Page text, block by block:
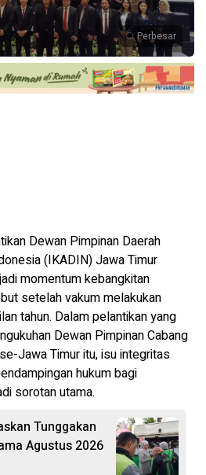
Perbesar
Dewan Pimpinan Daerah
(IKADIN) Jawa Timur
momentum kebangkitan
setelah vakum melakukan
tahun. Dalam pelantikan yang
Dewan Pimpinan Cabang
Jawa Timur itu, isu integritas
hukum bagi
sorotan utama.
Tunggakan
Agustus 2026